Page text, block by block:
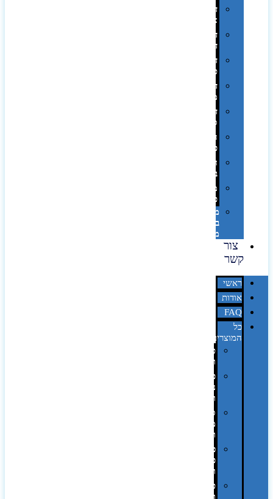
דפוס
אופסט
דפוס
דיגיטלי
דפוס
טמפון
דפוס
משי
דפוס
סובלימציה
הדפס
פרוצס
חריטה
בלייזר
מהו
פנטון?
מיתוג
באמצעות
מדבקות
צור
קשר
ראשי
אודות
FAQ
כל
המוצרים
טכנולוגיה
וגאדג'טים
פנאי,
נופש
ונסיעות
סביבת
משרד
ופרימיום
כלים,
פנסים
ורכב
טקסטיל
וחורף